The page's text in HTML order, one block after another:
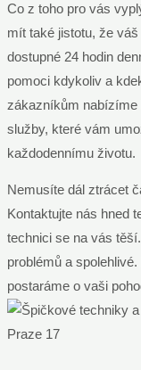
Co z toho pro vás
mít také jistotu, že
dostupné 24 hodin
pomoci kdykoliv a
zákazníkům
služby, které vám
každodennímu životu.
Nemusíte dál ztrácet
Kontaktujte nás hned
technici se na vás
problémů a
postaráme o vaši